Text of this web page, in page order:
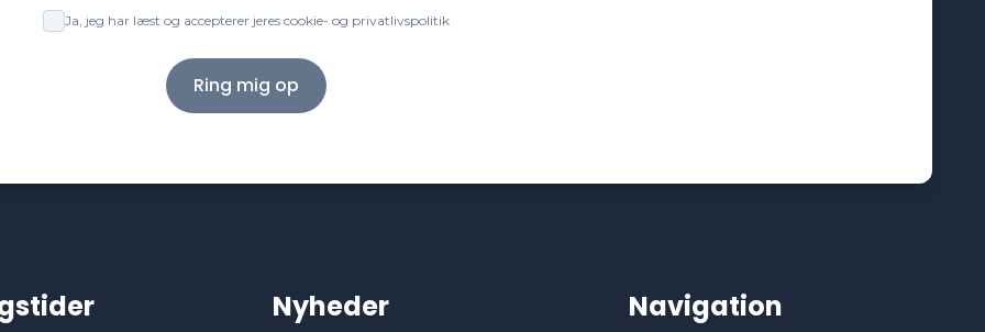
Ja, jeg har læst og accepterer jeres cookie- og privatlivspolitik
Ring mig op
Nyheder Navigation